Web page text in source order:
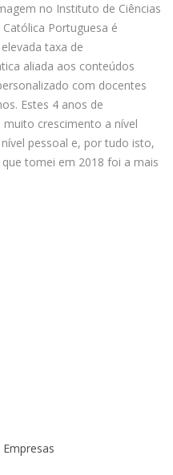
no Instituto de Ciências
Portuguesa é
taxa de
aliada aos conteúdos
com docentes
Estes 4 anos de
crescimento a nível
pessoal e, por tudo isto,
tomei em 2018 foi a mais